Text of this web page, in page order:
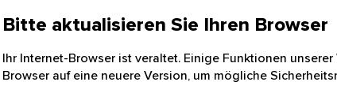
Bitte aktualisieren Sie Ihren Browser
Ihr Internet-Browser ist veraltet. Einige Funktionen
Browser auf eine neuere Version, um mögliche